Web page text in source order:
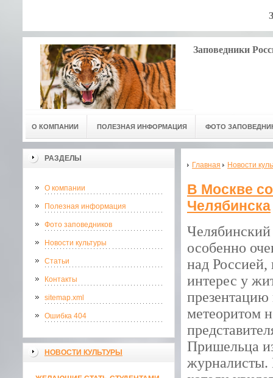
Заповедники
О КОМПАНИИ ПОЛЕЗНАЯ ИНФОРМАЦИЯ ФОТО
РАЗДЕЛЫ
О компании
Полезная информация
Фото заповедников
Новости культуры
Статьи
Контакты
sitemap.xml
Ошибка 404
НОВОСТИ КУЛЬТУРЫ
Главная Новости
В Москве
Челябинска
особенно
над Россией,
интерес у
метеоритом
Пришельца
журналисты.